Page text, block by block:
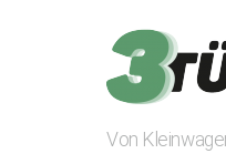
Von